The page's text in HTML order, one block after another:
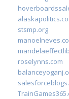
stsmp.org
roselynns.com